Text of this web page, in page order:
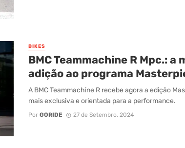
BIKES
BMC Teammachine R Mpc.: a
adição ao programa
A BMC Teammachine R recebe agora a edição
mais exclusiva e orientada para a performance.
Por GORIDE 27 de Setembro, 2024